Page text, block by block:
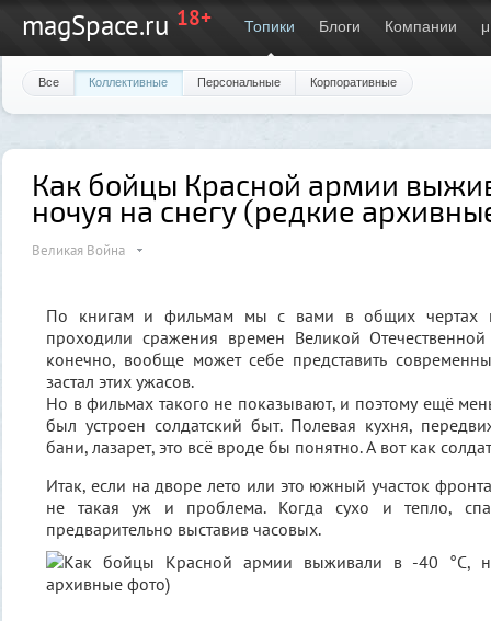
magSpace.ru 18+ Топики Блоги Компании μ
Все Коллективные Персональные Корпоративные
Как бойцы Красной армии
ночуя на снегу (редкие
Великая Война
По книгам и фильмам мы с вами в общих чертах
проходили сражения времен Великой
конечно, вообще может себе представить
застал этих ужасов.
Но в фильмах такого не показывают, и поэтому ещё
был устроен солдатский быт. Полевая кухня,
бани, лазарет, это всё вроде бы понятно. А вот как
Итак, если на дворе лето или это южный участок
не такая уж и проблема. Когда сухо и тепло,
предварительно выставив часовых.